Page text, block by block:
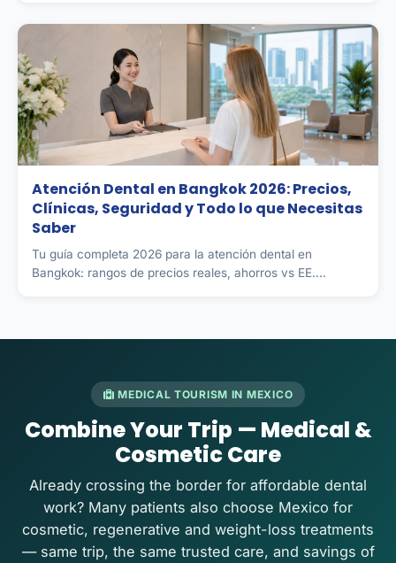
Atención Dental en Bangkok 2026: Precios,
Clínicas, Seguridad y Todo lo que Necesitas
Saber
Tu guía completa 2026 para la atención dental en
Bangkok: rangos de precios reales, ahorros vs EE....
MEDICAL TOURISM IN MEXICO
Combine Your Trip — Medical &
Cosmetic Care
Already crossing the border for affordable dental
work? Many patients also choose Mexico for
cosmetic, regenerative and weight-loss treatments
— same trip, the same trusted care, and savings of